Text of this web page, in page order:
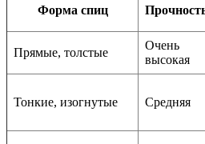
Форма спиц
Прямые, толстые
Очень
высокая
Тонкие, изогнутые Средняя